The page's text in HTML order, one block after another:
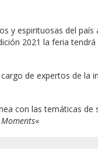
y espirituosas del país
2021 la feria
de expertos de la
con las temáticas de
«